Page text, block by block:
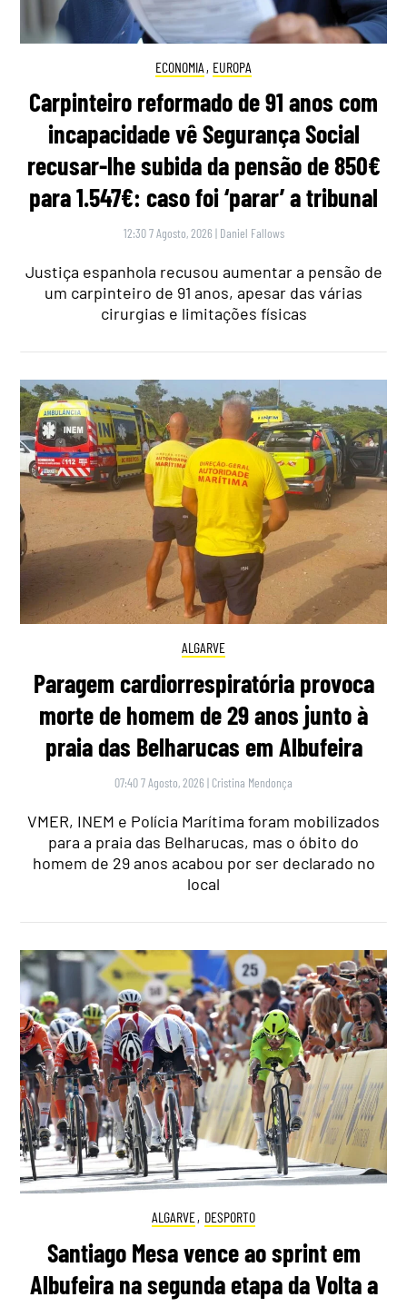
ECONOMIA , EUROPA
Carpinteiro reformado de 91 anos com
incapacidade vê Segurança Social
recusar-lhe subida da pensão de 850€
para 1.547€: caso foi ‘parar’ a tribunal
12:30 7 Agosto, 2026 | Daniel Fallows
Justiça espanhola recusou aumentar a pensão de
um carpinteiro de 91 anos, apesar das várias
cirurgias e limitações físicas
ALGARVE
Paragem cardiorrespiratória provoca
morte de homem de 29 anos junto à
praia das Belharucas em Albufeira
07:40 7 Agosto, 2026 | Cristina Mendonça
VMER, INEM e Polícia Marítima foram mobilizados
para a praia das Belharucas, mas o óbito do
homem de 29 anos acabou por ser declarado no
local
ALGARVE, DESPORTO
Santiago Mesa vence ao sprint em
Albufeira na segunda etapa da Volta a